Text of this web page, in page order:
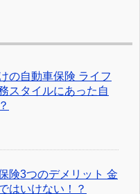
の自動車保険 ライフ
スタイルにあった自
険3つのデメリット 金
はいけない！？